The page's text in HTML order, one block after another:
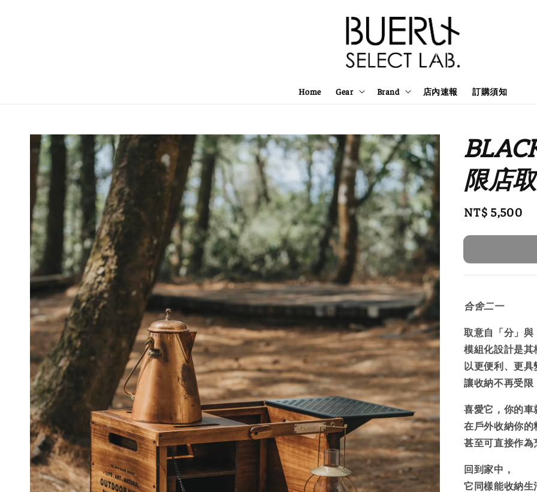
Home Gear Brand 店內速報 訂購須知
限店
Regular
NT$ 5,500
合舍二一
取意自「分」與
模組化設計是其
以更便利、更具
讓收納不再受限
喜愛它，你的
在戶外收納你的
甚至可直接作為
回到家中，
它同樣能收納生